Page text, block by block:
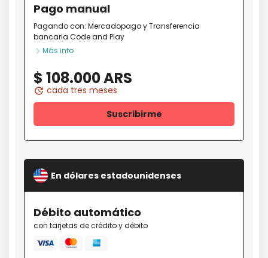
Pago manual
Pagando con: MercadopagoyTransferencia
bancaria Code and Play
Más info
$ 108.000 ARS
update cada tres meses
Suscribirme
En dólares estadounidenses
Débito automático
con tarjetas de crédito y débito
Visa Mastercard
amex